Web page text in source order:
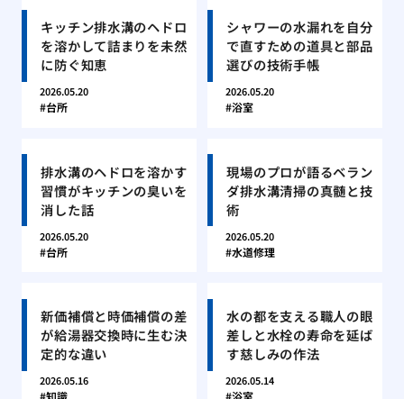
キッチン排水溝のヘドロ
を溶かして詰まりを未然
に防ぐ知恵
2026.05.20
台所
シャワーの水漏れを自分
で直すための道具と部品
選びの技術手帳
2026.05.20
浴室
排水溝のヘドロを溶かす
習慣がキッチンの臭いを
消した話
2026.05.20
台所
現場のプロが語るベラン
ダ排水溝清掃の真髄と技
術
2026.05.20
水道修理
新価補償と時価補償の差
が給湯器交換時に生む決
定的な違い
2026.05.16
水の都を支える職人の眼
差しと水栓の寿命を延ば
す慈しみの作法
2026.05.14